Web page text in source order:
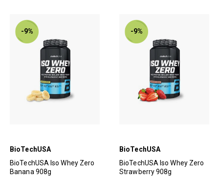
-9%
BioTechUSA
BioTechUSA Iso Whey Zero
Banana 908g
-9%
BioTechUSA
BioTechUSA Iso Whey Zero
Strawberry 908g